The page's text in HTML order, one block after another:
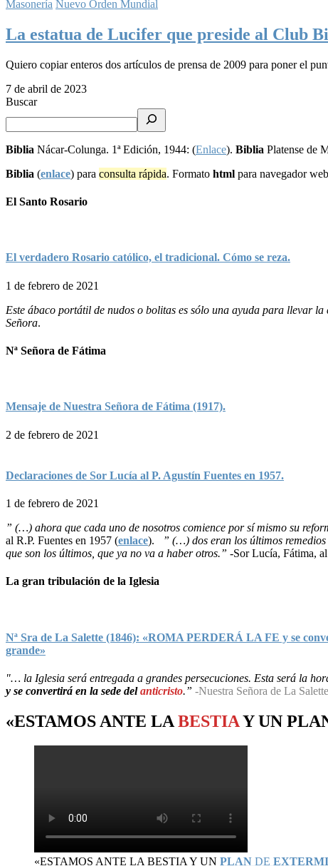
Masonería Nuevo Orden Mundial
La estatua de Lucifer que preside al Club
Quiero copiar enteros dos artículos de prensa de 2009 para poner el
7 de abril de 2023
Buscar
Biblia Nácar-Colunga. 1ª Edición, 1944: (Enlace). Biblia Platense de
Biblia (enlace) para consulta rápida. Formato html para navegador
El Santo Rosario
El verdadero Rosario católico, el tradicional. Cómo se reza.
1 de febrero de 2021
Este ábaco portátil de nudos o bolitas es sólo una ayuda para llevar
Señora.
Nª Señora de Fátima
Mensaje de Nuestra Señora de Fátima (1917).
2 de febrero de 2021
Declaraciones de Sor Lucía al P. Agustín Fuentes en 1957.
1 de febrero de 2021
” (…) ahora que cada uno de nosotros comience por sí mismo su
al R.P. Fuentes en 1957 (enlace).
” (…) dos eran los últimos
que son los últimos, que ya no va a haber otros.” -Sor Lucía, Fátima,
La gran tribulación de la Iglesia
Nª Sra de La Salette (1846): «ROMA PERDERÁ LA FE y se
grande»
"… la Iglesia será entregada a grandes persecuciones. Esta será la
y se convertirá en la sede delanticristo.” -Nuestra Señora de La
«ESTAMOS ANTE LA BESTIAY UN
«ESTAMOS ANTE LA BESTIA Y UN PLAN DE